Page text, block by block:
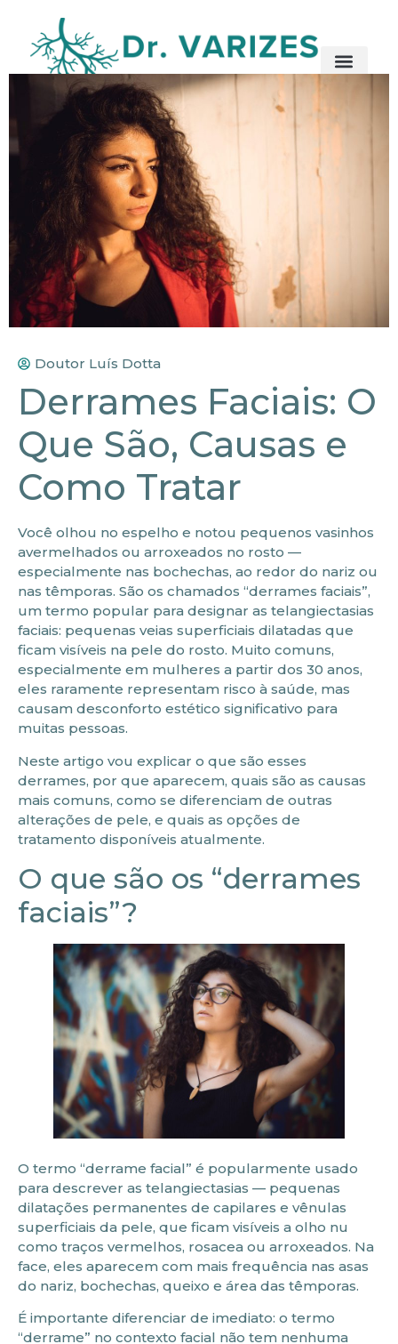
Doutor Luís Dotta
Derrames Faciais: O
Que São, Causas e
Como Tratar
Você olhou no espelho e notou pequenos vasinhos
avermelhados ou arroxeados no rosto —
especialmente nas bochechas, ao redor do nariz ou
nas têmporas. São os chamados “derrames faciais”,
um termo popular para designar as telangiectasias
faciais: pequenas veias superficiais dilatadas que
ficam visíveis na pele do rosto. Muito comuns,
especialmente em mulheres a partir dos 30 anos,
eles raramente representam risco à saúde, mas
causam desconforto estético significativo para
muitas pessoas.
Neste artigo vou explicar o que são esses
derrames, por que aparecem, quais são as causas
mais comuns, como se diferenciam de outras
alterações de pele, e quais as opções de
tratamento disponíveis atualmente.
O que são os “derrames
faciais”?
O termo “derrame facial” é popularmente usado
para descrever as telangiectasias — pequenas
dilatações permanentes de capilares e vênulas
superficiais da pele, que ficam visíveis a olho nu
como traços vermelhos, rosacea ou arroxeados. Na
face, eles aparecem com mais frequência nas asas
do nariz, bochechas, queixo e área das têmporas.
É importante diferenciar de imediato: o termo
“derrame” no contexto facial não tem nenhuma